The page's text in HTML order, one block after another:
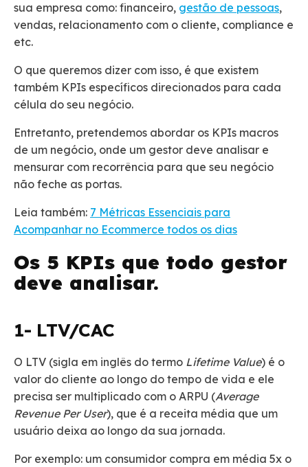
sua empresa como: financeiro, gestão de pessoas,
vendas, relacionamento com o cliente, compliance e
etc.
O que queremos dizer com isso, é que existem
também KPIs específicos direcionados para cada
célula do seu negócio.
Entretanto, pretendemos abordar os KPIs macros
de um negócio, onde um gestor deve analisar e
mensurar com recorrência para que seu negócio
não feche as portas.
Leia também: 7 Métricas Essenciais para
Acompanhar no Ecommerce todos os dias
Os 5 KPIs que todo gestor
deve analisar.
1- LTV/CAC
O LTV (sigla em inglês do termo Lifetime Value) é o
valor do cliente ao longo do tempo de vida e ele
precisa ser multiplicado com o ARPU (Average
Revenue Per User), que é a receita média que um
usuário deixa ao longo da sua jornada.
Por exemplo: um consumidor compra em média 5x o